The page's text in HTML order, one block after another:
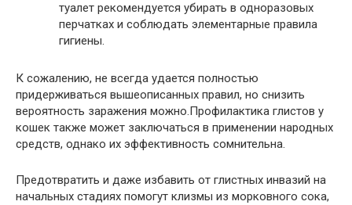
туалет рекомендуется убирать в одноразовых
перчатках и соблюдать элементарные правила
гигиены.
К сожалению, не всегда удается полностью
придерживаться вышеописанных правил, но снизить
вероятность заражения можно.Профилактика глистов у
кошек также может заключаться в применении народных
средств, однако их эффективность сомнительна.
Предотвратить и даже избавить от глистных инвазий на
начальных стадиях помогут клизмы из морковного сока,